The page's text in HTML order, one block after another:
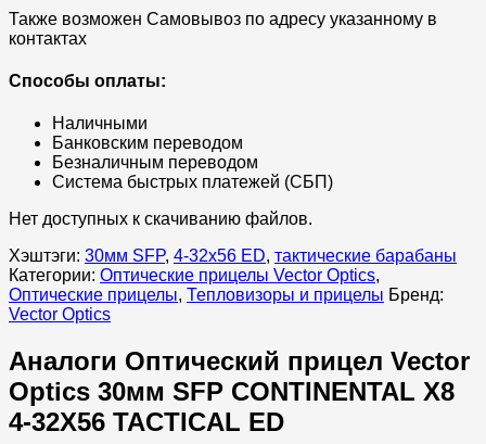
Также возможен Самовывоз по адресу указанному в
контактах
Способы оплаты:
Наличными
Банковским переводом
Безналичным переводом
Система быстрых платежей (СБП)
Нет доступных к скачиванию файлов.
Хэштэги: 30мм SFP, 4-32x56 ED, тактические барабаны
Категории: Оптические прицелы Vector Optics,
Оптические прицелы, Тепловизоры и прицелы Бренд:
Vector Optics
Аналоги Оптический прицел Vector
Optics 30мм SFP CONTINENTAL X8
4-32X56 TACTICAL ED